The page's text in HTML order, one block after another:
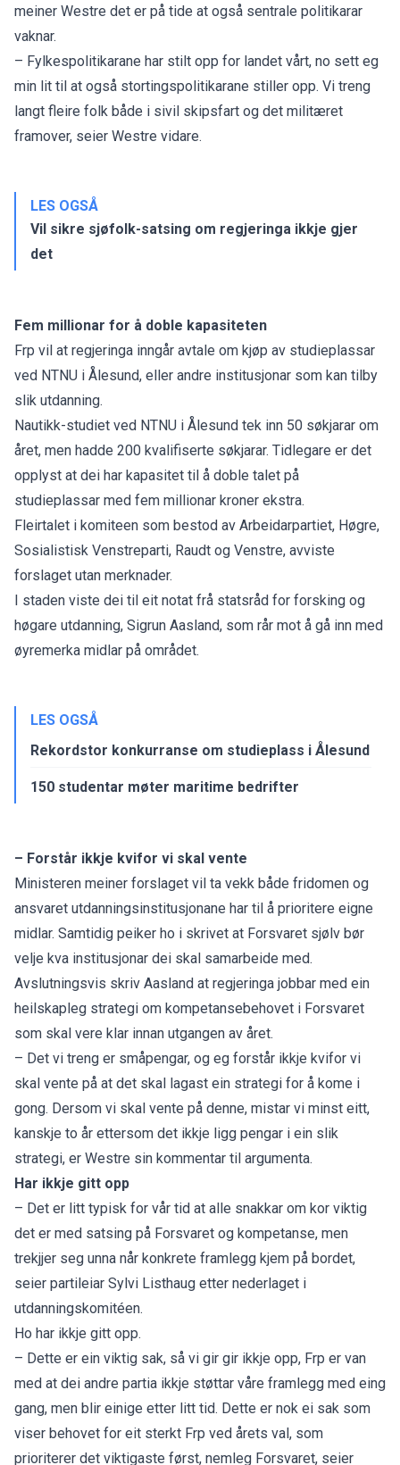
meiner Westre det er på tide at også sentrale politikarar
vaknar.
– Fylkespolitikarane har stilt opp for landet vårt, no sett eg
min lit til at også stortingspolitikarane stiller opp. Vi treng
langt fleire folk både i sivil skipsfart og det militæret
framover, seier Westre vidare.
LES OGSÅ
Vil sikre sjøfolk-satsing om regjeringa ikkje gjer
det
Fem millionar for å doble kapasiteten
Frp vil at regjeringa inngår avtale om kjøp av studieplassar
ved NTNU i Ålesund, eller andre institusjonar som kan tilby
slik utdanning.
Nautikk-studiet ved NTNU i Ålesund tek inn 50 søkjarar om
året, men hadde 200 kvalifiserte søkjarar. Tidlegare er det
opplyst at dei har kapasitet til å doble talet på
studieplassar med fem millionar kroner ekstra.
Fleirtalet i komiteen som bestod av Arbeidarpartiet, Høgre,
Sosialistisk Venstreparti, Raudt og Venstre, avviste
forslaget utan merknader.
I staden viste dei til eit notat frå statsråd for forsking og
høgare utdanning, Sigrun Aasland, som rår mot å gå inn med
øyremerka midlar på området.
LES OGSÅ
Rekordstor konkurranse om studieplass i Ålesund
150 studentar møter maritime bedrifter
– Forstår ikkje kvifor vi skal vente
Ministeren meiner forslaget vil ta vekk både fridomen og
ansvaret utdanningsinstitusjonane har til å prioritere eigne
midlar. Samtidig peiker ho i skrivet at Forsvaret sjølv bør
velje kva institusjonar dei skal samarbeide med.
Avslutningsvis skriv Aasland at regjeringa jobbar med ein
heilskapleg strategi om kompetansebehovet i Forsvaret
som skal vere klar innan utgangen av året.
– Det vi treng er småpengar, og eg forstår ikkje kvifor vi
skal vente på at det skal lagast ein strategi for å kome i
gong. Dersom vi skal vente på denne, mistar vi minst eitt,
kanskje to år ettersom det ikkje ligg pengar i ein slik
strategi, er Westre sin kommentar til argumenta.
Har ikkje gitt opp
– Det er litt typisk for vår tid at alle snakkar om kor viktig
det er med satsing på Forsvaret og kompetanse, men
trekjjer seg unna når konkrete framlegg kjem på bordet,
seier partileiar Sylvi Listhaug etter nederlaget i
utdanningskomitéen.
Ho har ikkje gitt opp.
– Dette er ein viktig sak, så vi gir gir ikkje opp, Frp er van
med at dei andre partia ikkje støttar våre framlegg med eing
gang, men blir einige etter litt tid. Dette er nok ei sak som
viser behovet for eit sterkt Frp ved årets val, som
prioriterer det viktigaste først, nemleg Forsvaret, seier